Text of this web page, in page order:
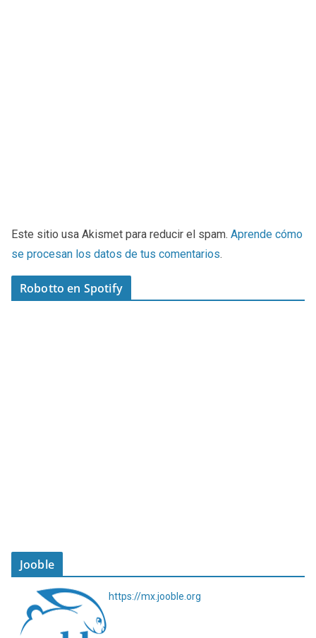
Este sitio usa Akismet para reducir el spam. Aprende cómo
se procesan los datos de tus comentarios.
Robotto en Spotify
Jooble
https://mx.jooble.org